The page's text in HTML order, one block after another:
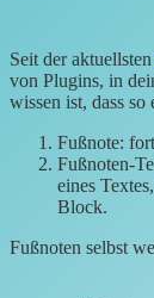
Seit der aktuellsten
von Plugins, in
wissen ist, dass
Fußnote:
Fußnoten-
eines
Block.
Fußnoten selbst